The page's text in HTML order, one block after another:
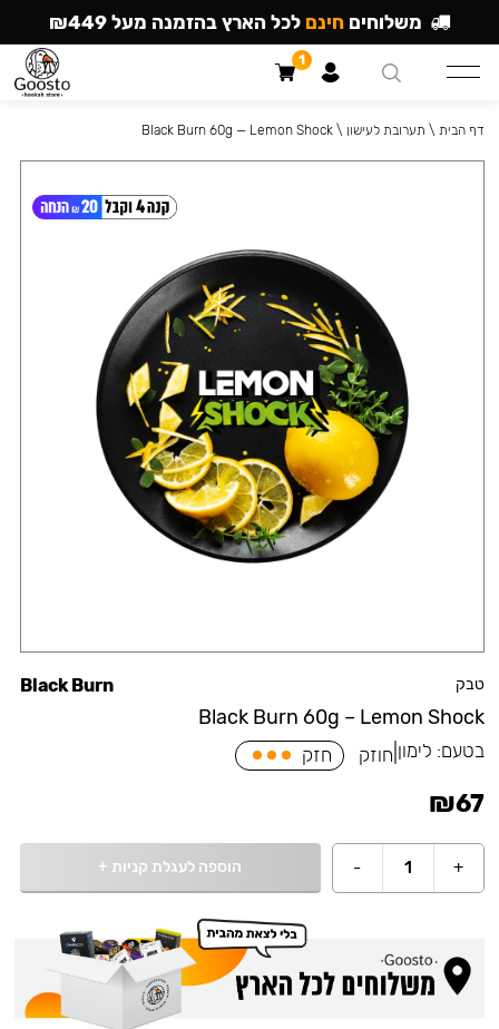
טבק
Black Burn 60g – Lemon Shock
Black Burn
בטעם: לימון חוזק חזק
₪67
+
1
- הוספה לעגלת קניות +
דף הבית \ תערובת לעישון \
Black Burn 60g — Lemon Shock
משלוחים חינם לכל הארץ בהזמנה מעל ₪449
1